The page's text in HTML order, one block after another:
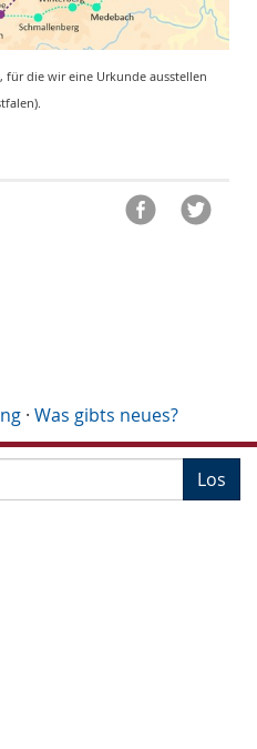
für die wir eine Urkunde ausstellen
· Was gibts neues?
Los